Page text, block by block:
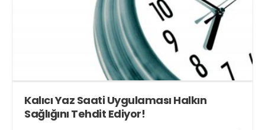
Kalıcı Yaz Saati Uygulaması Halkın
Sağlığını Tehdit Ediyor!